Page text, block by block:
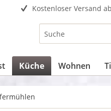
Kostenloser Versand
Küche Wohnen